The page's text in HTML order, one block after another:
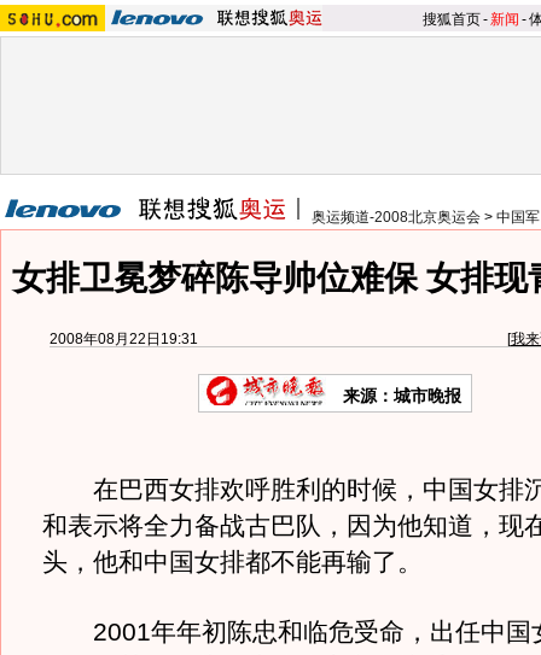
搜狐首页-新闻 -
奥运频道-2008北京奥运会 > 中国
女排卫冕梦碎陈导帅位难保 女排现
2008年08月22日19:31 [我
来源：城市晚报
在巴西女排欢呼胜利的时候，中国女排
和表示将全力备战古巴队，因为他知道，现
头，他和中国女排都不能再输了。
2001年年初陈忠和临危受命，出任中国